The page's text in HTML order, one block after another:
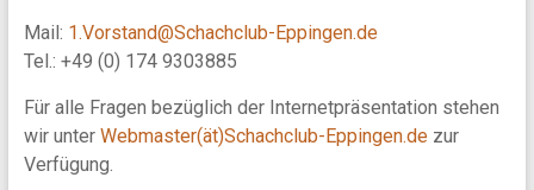
Mail: 1.Vorstand@Schachclub-Eppingen.de
Tel.: +49 (0) 174 9303885
Für alle Fragen bezüglich der Internetpräsentation stehen
wir unter Webmaster(ät)Schachclub-Eppingen.dezur
Verfügung.